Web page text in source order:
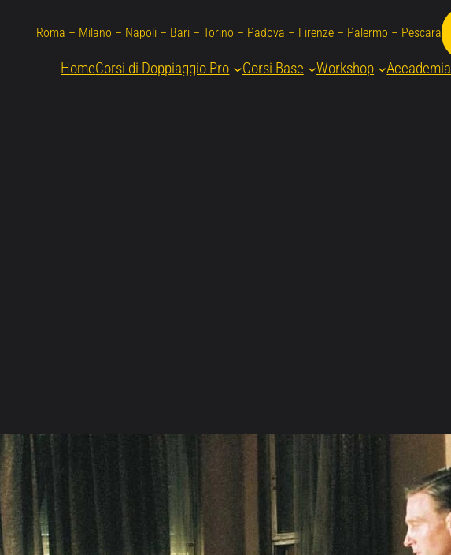
Roma – Milano – Napoli – Bari – Torino – Padova – Firenze – Palermo – Pescara
HomeCorsi di Doppiaggio Pro Corsi Base Workshop Accademia